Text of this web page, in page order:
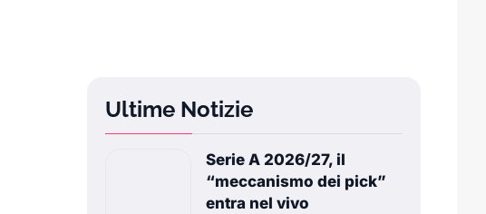
Ultime Notizie
Serie A 2026/27, il
“meccanismo dei pick”
entra nel vivo